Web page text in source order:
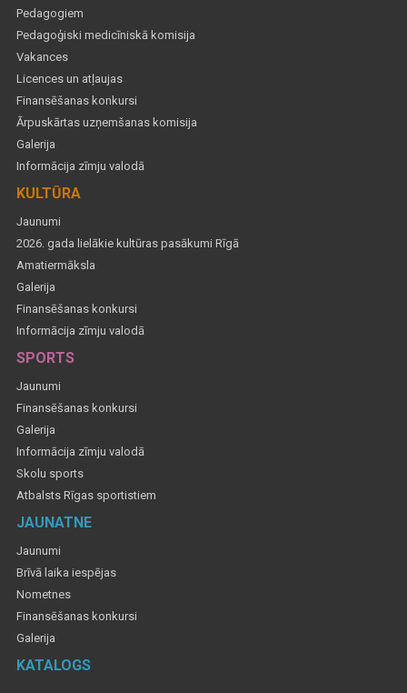
Pedagogiem
Pedagoģiski medicīniskā komisija
Vakances
Licences un atļaujas
Finansēšanas konkursi
Ārpuskārtas uzņemšanas komisija
Galerija
Informācija zīmju valodā
KULTŪRA
Jaunumi
2026. gada lielākie kultūras pasākumi Rīgā
Amatiermāksla
Galerija
Finansēšanas konkursi
Informācija zīmju valodā
SPORTS
Jaunumi
Finansēšanas konkursi
Galerija
Informācija zīmju valodā
Skolu sports
Atbalsts Rīgas sportistiem
JAUNATNE
Jaunumi
Brīvā laika iespējas
Nometnes
Finansēšanas konkursi
Galerija
KATALOGS